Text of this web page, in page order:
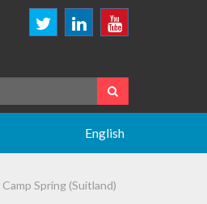
English
Spring (Suitland)